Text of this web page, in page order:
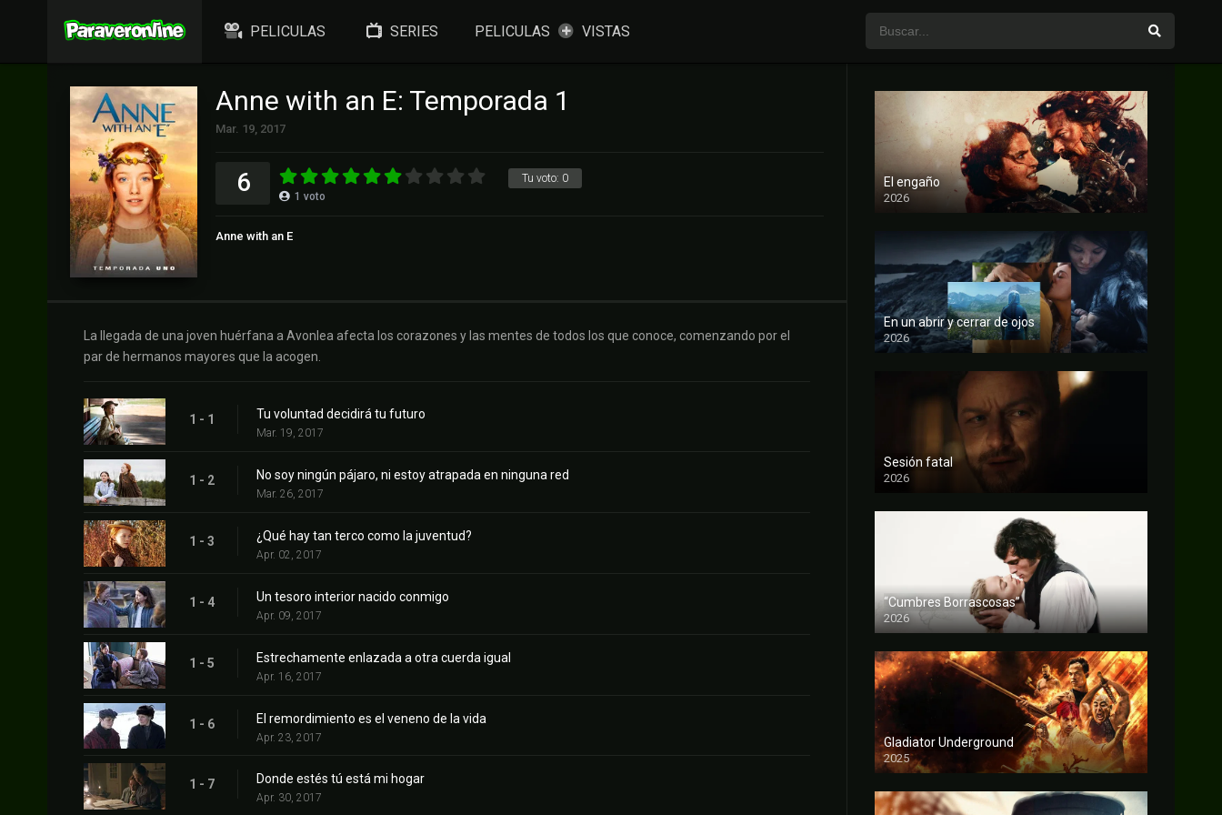
PELICULAS SERIES PELICULAS VISTAS
Anne with an E: Temporada 1
Mar. 19, 2017
Tu voto: 0
6 1 voto
Anne with an E
La llegada de una joven huérfana a Avonlea afecta los corazones y las mentes de todos los que conoce, comenzando por el
par de hermanos mayores que la acogen.
1 - 1 Tu voluntad decidirá tu futuro
Mar. 19, 2017
1 - 2 No soy ningún pájaro, ni estoy atrapada en ninguna red
Mar. 26, 2017
1 - 3 ¿Qué hay tan terco como la juventud?
Apr. 02, 2017
1 - 4 Un tesoro interior nacido conmigo
Apr. 09, 2017
1 - 5 Estrechamente enlazada a otra cuerda igual
Apr. 16, 2017
1 - 6 El remordimiento es el veneno de la vida
Apr. 23, 2017
1 - 7 Donde estés tú está mi hogar
Apr. 30, 2017
El engaño
2026
FULL HD
En un abrir y cerrar de ojos
2026
FULL HD
Sesión fatal
2026
FULL HD
“Cumbres Borrascosas”
2026
FULL HD
Gladiator Underground
2025
FULL HD